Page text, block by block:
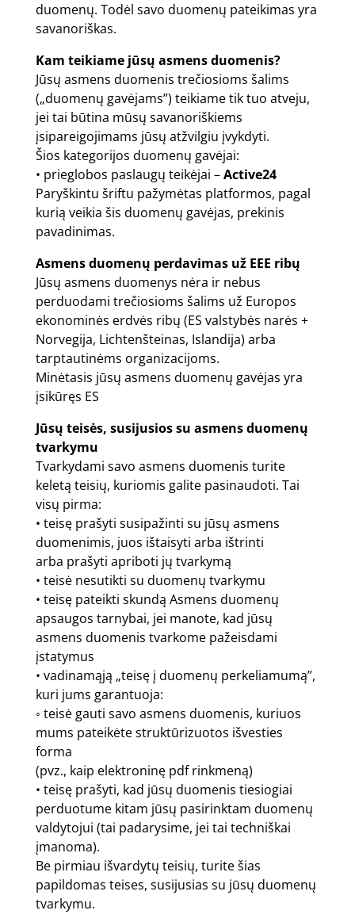
duomenų. Todėl savo duomenų pateikimas yra
savanoriškas.
Kam teikiame jūsų asmens duomenis?
Jūsų asmens duomenis trečiosioms šalims
(„duomenų gavėjams”) teikiame tik tuo atveju,
jei tai būtina mūsų savanoriškiems
įsipareigojimams jūsų atžvilgiu įvykdyti.
Šios kategorijos duomenų gavėjai:
• prieglobos paslaugų teikėjai –Active24
Paryškintu šriftu pažymėtas platformos, pagal
kurią veikia šis duomenų gavėjas, prekinis
pavadinimas.
Asmens duomenų perdavimas už EEE ribų
Jūsų asmens duomenys nėra ir nebus
perduodami trečiosioms šalims už Europos
ekonominės erdvės ribų (ES valstybės narės +
Norvegija, Lichtenšteinas, Islandija) arba
tarptautinėms organizacijoms.
Minėtasis jūsų asmens duomenų gavėjas yra
įsikūręs ES
Jūsų teisės, susijusios su asmens duomenų
tvarkymu
Tvarkydami savo asmens duomenis turite
keletą teisių, kuriomis galite pasinaudoti. Tai
visų pirma:
• teisę prašyti susipažinti su jūsų asmens
duomenimis, juos ištaisyti arba ištrinti
arba prašyti apriboti jų tvarkymą
• teisė nesutikti su duomenų tvarkymu
• teisę pateikti skundą Asmens duomenų
apsaugos tarnybai, jei manote, kad jūsų
asmens duomenis tvarkome pažeisdami
įstatymus
• vadinamąją „teisę į duomenų perkeliamumą”,
kuri jums garantuoja:
◦ teisė gauti savo asmens duomenis, kuriuos
mums pateikėte struktūrizuotos išvesties
forma
(pvz., kaip elektroninę pdf rinkmeną)
• teisę prašyti, kad jūsų duomenis tiesiogiai
perduotume kitam jūsų pasirinktam duomenų
valdytojui (tai padarysime, jei tai techniškai
įmanoma).
Be pirmiau išvardytų teisių, turite šias
papildomas teises, susijusias su jūsų duomenų
tvarkymu.